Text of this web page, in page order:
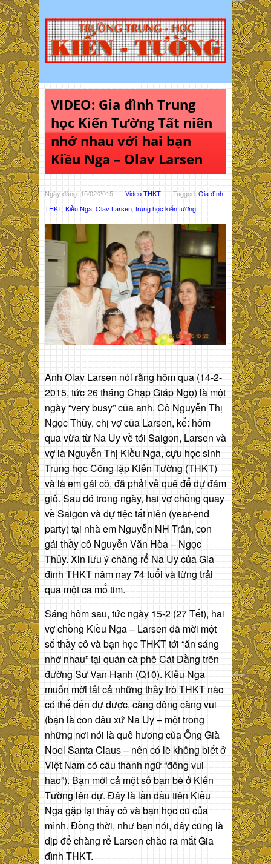
VIDEO: Gia đình Trung
học Kiến Tường Tất niên
nhớ nhau với hai bạn
Kiều Nga – Olav Larsen
Ngày đăng: 15/02/2015 - Video THKT - Tagged: Gia đình
THKT, Kiều Nga Olav Larsen trung học kiến tường
Anh Olav Larsen nói rằng hôm qua (14-2-
2015, tức 26 tháng Chạp Giáp Ngọ) là một
ngày “very busy” của anh. Cô Nguyễn Thị
Ngọc Thủy, chị vợ của Larsen, kể: hôm
qua vừa từ Na Uy về tới Saigon, Larsen và
vợ là Nguyễn Thị Kiều Nga, cựu học sinh
Trung học Công lập Kiến Tường (THKT)
và là em gái cô, đã phải về quê để dự đám
giỗ. Sau đó trong ngày, hai vợ chồng quay
về Saigon và dự tiệc tất niên (year-end
party) tại nhà em Nguyễn NH Trân, con
gái thầy cô Nguyễn Văn Hòa – Ngọc
Thủy. Xin lưu ý chàng rể Na Uy của Gia
đình THKT năm nay 74 tuổi và từng trải
qua một ca mổ tim.
Sáng hôm sau, tức ngày 15-2 (27 Tết), hai
vợ chồng Kiều Nga – Larsen đã mời một
số thầy cô và bạn học THKT tới “ăn sáng
nhớ nhau” tại quán cà phê Cát Đằng trên
đường Sư Vạn Hạnh (Q10). Kiều Nga
muốn mời tất cả những thầy trò THKT nào
có thể đến dự được, càng đông càng vui
(bạn là con dâu xứ Na Uy – một trong
những nơi nói là quê hương của Ông Già
Noel Santa Claus – nên có lẽ không biết ở
Việt Nam có câu thành ngữ “đông vui
hao”). Bạn mời cả một số bạn bè ở Kiến
Tường lên dự. Đây là lần đầu tiên Kiều
Nga gặp lại thầy cô và bạn học cũ của
mình. Đồng thời, như bạn nói, đây cũng là
dịp để chàng rể Larsen chào ra mắt Gia
đình THKT.